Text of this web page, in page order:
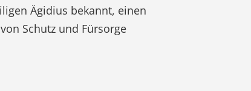
Ägidius bekannt, einen
Schutz und Fürsorge